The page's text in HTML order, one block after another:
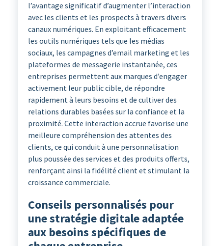
l’avantage significatif d’augmenter l’interaction
avec les clients et les prospects à travers divers
canaux numériques. En exploitant efficacement
les outils numériques tels que les médias
sociaux, les campagnes d’email marketing et les
plateformes de messagerie instantanée, ces
entreprises permettent aux marques d’engager
activement leur public cible, de répondre
rapidement à leurs besoins et de cultiver des
relations durables basées sur la confiance et la
proximité. Cette interaction accrue favorise une
meilleure compréhension des attentes des
clients, ce qui conduit à une personnalisation
plus poussée des services et des produits offerts,
renforçant ainsi la fidélité client et stimulant la
croissance commerciale.
Conseils personnalisés pour
une stratégie digitale adaptée
aux besoins spécifiques de